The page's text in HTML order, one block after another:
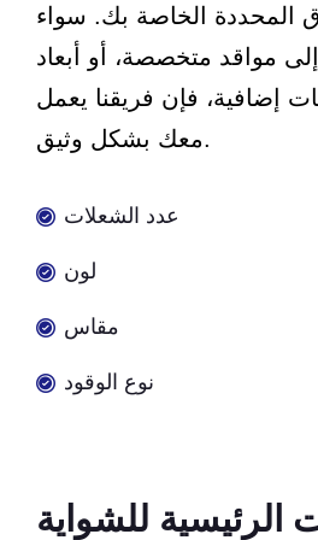
المحددة الخاصة بك. سواء
مواقد متخصصة، أو أبعاد
إضافية، فإن فريقنا يعمل
معك بشكل وثيق.
عدد الشعلات
لون
مقاس
نوع الوقود
الرئيسية للشواية